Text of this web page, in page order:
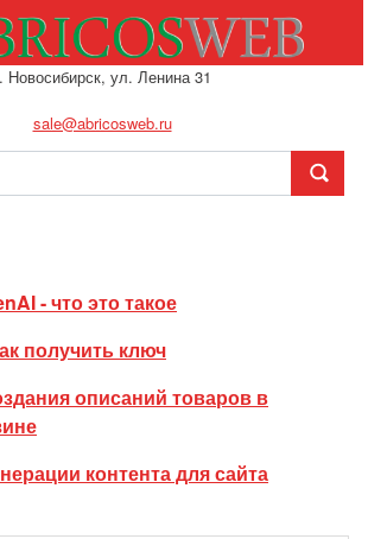
Новосибирск, ул. Ленина 31
sale@abricosweb.ru
- что это такое
получить ключ
описаний товаров в
контента для сайта